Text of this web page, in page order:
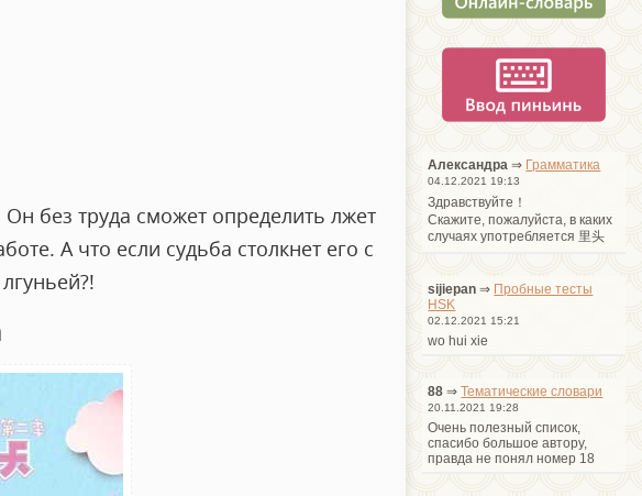
без труда сможет определить лжет
А что если судьба столкнет его с
Александра ⇒ Грамматика
04.12.2021 19:13
Здравствуйте！
Cкажите, пожалуйста, в каких
случаях употребляется 里头
sijiepan ⇒ Пробные тесты
HSK
02.12.2021 15:21
wo hui xie
88 ⇒Тематические словари
20.11.2021 19:28
Очень полезный список,
спасибо большое автору,
правда не понял номер 18